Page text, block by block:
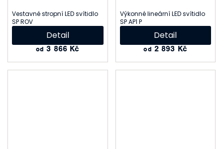
Vestavné stropní LED svítidlo
SP ROV
od 3 866 Kč
Detail
Výkonné lineární LED svítidlo
SP AP1 P
od 2 893 Kč
Detail